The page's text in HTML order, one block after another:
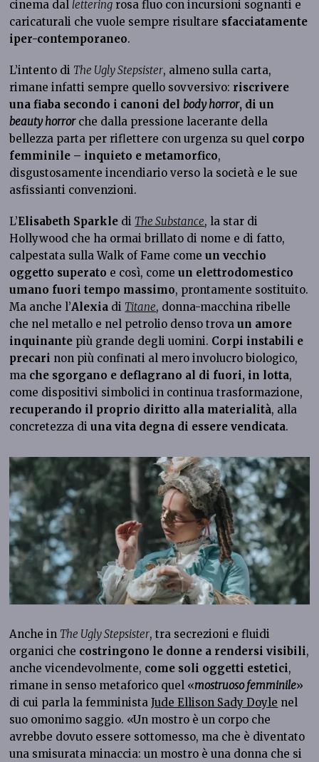
cinema dal lettering rosa fluo con incursioni sognanti e
caricaturali che vuole sempre risultare sfacciatamente
iper-contemporaneo.
L’intento di The Ugly Stepsister, almeno sulla carta,
rimane infatti sempre quello sovversivo: riscrivere
una fiaba secondo i canoni delbody horror, di un
beauty horrorche dalla pressione lacerante della
bellezza parta per riflettere con urgenza su quel corpo
femminile – inquieto e metamorfico,
disgustosamente incendiario verso la società e le sue
asfissianti convenzioni.
L’Elisabeth Sparkle di The Substance, la star di
Hollywood che ha ormai brillato di nome e di fatto,
calpestata sulla Walk of Fame comeun vecchio
oggetto superato e così, comeun elettrodomestico
umano fuori tempo massimo, prontamente sostituito.
Ma anche l’Alexia di Titane, donna-macchina ribelle
che nel metallo e nel petrolio denso trovaun amore
inquinante più grande degli uomini. Corpi instabili e
precari non più confinati al mero involucro biologico,
ma che sgorgano e deflagrano al di fuori, in lotta,
come dispositivi simbolici in continua trasformazione,
recuperando il proprio diritto alla materialità, alla
concretezza diuna vita degna di essere vendicata.
Anche in The Ugly Stepsister, tra secrezioni e fluidi
organici che costringono le donne a rendersi visibili,
anche vicendevolmente, come soli oggetti estetici,
rimane in senso metaforico quel «mostruoso femminile»
di cui parla la femministaJude Ellison Sady Doyle nel
suo omonimo saggio. «Un mostro è un corpo che
avrebbe dovuto essere sottomesso, ma che è diventato
una smisurata minaccia: un mostro è una donna che si